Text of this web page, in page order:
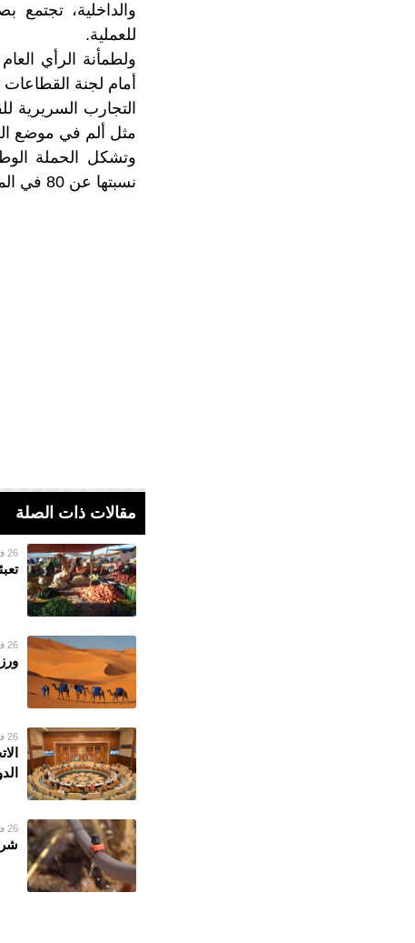
والداخلية، تجتمع
للعملية.
ولطمأنة الرأي
التجارب السريرية
مثل ألم في موضع
وتشكل الحملة
نسبتها عن 80 في المائة، كمعدل ضروري لضمان مناعة جماعية وعودة إلى الحياة العادية
مقالات ذات الصلة
26 فبراير 2023
26 فبراير 2023
26 فبراير 2023
26 فبراير 2023